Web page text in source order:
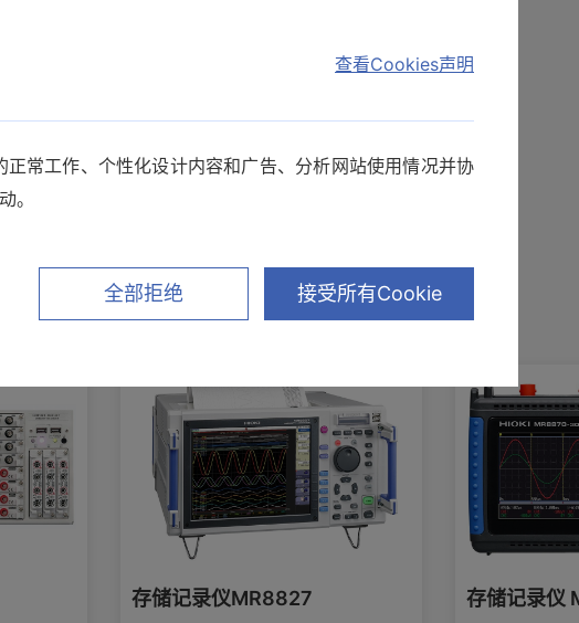
件 相关下载
其他推荐产品
存储记录仪MR8827 存储记录仪
查看Cookies声明
常工作、个性化设计内容和广告、分析网站使用情况并协
。
全部拒绝 接受所有Cookie